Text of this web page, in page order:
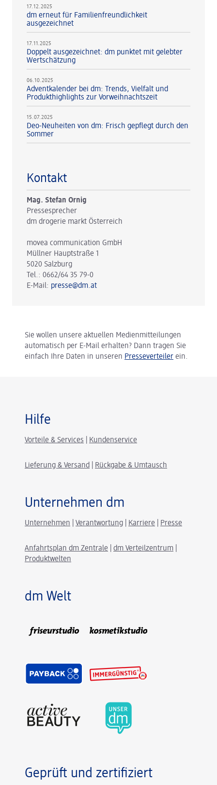
17.12.2025
dm erneut für Familienfreundlichkeit
ausgezeichnet
17.11.2025
Doppelt ausgezeichnet: dm punktet mit gelebter
Wertschätzung
06.10.2025
Adventkalender bei dm: Trends, Vielfalt und
Produkthighlights zur Vorweihnachtszeit
15.07.2025
Deo-Neuheiten von dm: Frisch gepflegt durch den
Sommer
Kontakt
Mag. Stefan Ornig
Pressesprecher
dm drogerie markt Österreich
movea communication GmbH
Müllner Hauptstraße 1
5020 Salzburg
Tel.: 0662/64 35 79-0
E-Mail: presse@dm.at
Sie wollen unsere aktuellen Medienmitteilungen
automatisch per E-Mail erhalten? Dann tragen Sie
einfach Ihre Daten in unseren Presseverteiler ein.
Hilfe
Vorteile & Services Kundenservice
Lieferung & Versand Rückgabe & Umtausch
Unternehmen dm
Unternehmen Verantwortung Karriere Presse
Anfahrtsplan dm Zentrale dm Verteilzentrum
Produktwelten
dm Welt
Geprüft und zertifiziert